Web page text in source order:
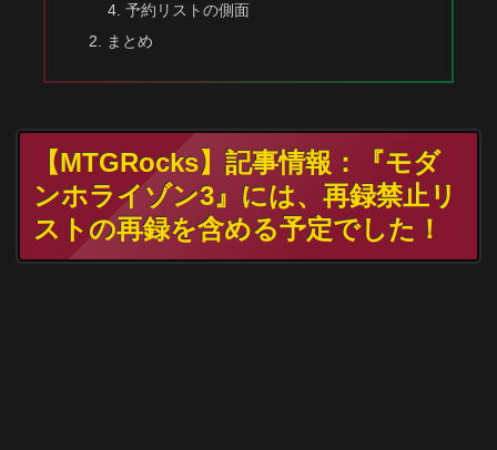
予約リストの側面
まとめ
【MTGRocks】記事情報：『モダ
ンホライゾン3』には、再録禁止リ
ストの再録を含める予定でした！